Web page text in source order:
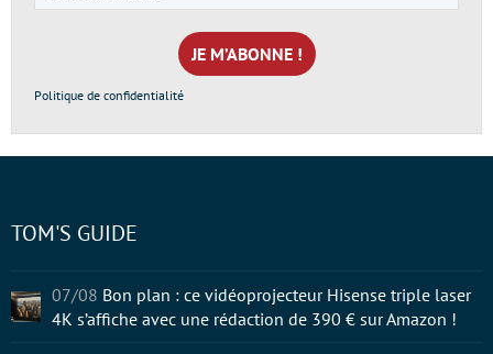
e-
mail
*
Politique de confidentialité
TOM'S GUIDE
07/08 Bon plan : ce vidéoprojecteur Hisense triple laser
4K s’affiche avec une rédaction de 390 € sur Amazon !